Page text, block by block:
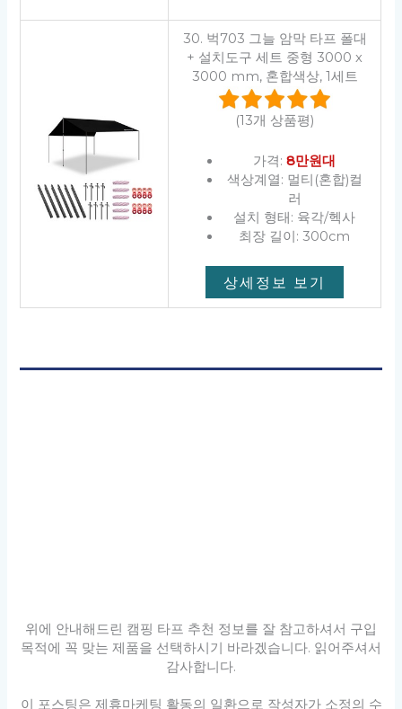
30. 벅703 그늘 암막 타프 폴대
+ 설치도구 세트 중형 3000 x
3000 mm, 혼합색상, 1세트
(13개 상품평)
가격:8만원대
색상계열: 멀티(혼합)컬
러
설치 형태: 육각/헥사
최장 길이: 300cm
상세정보 보기
위에 안내해드린 캠핑 타프 추천 정보를 잘 참고하셔서 구입
목적에 꼭 맞는 제품을 선택하시기 바라겠습니다. 읽어주셔서
감사합니다.
이 포스팅은 제휴마케팅 활동의 일환으로 작성자가 소정의 수